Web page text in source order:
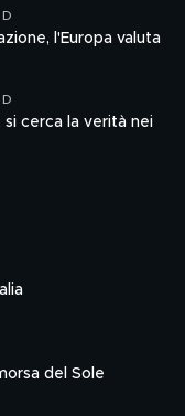
l'Europa valuta
si cerca la verità nei
del Sole